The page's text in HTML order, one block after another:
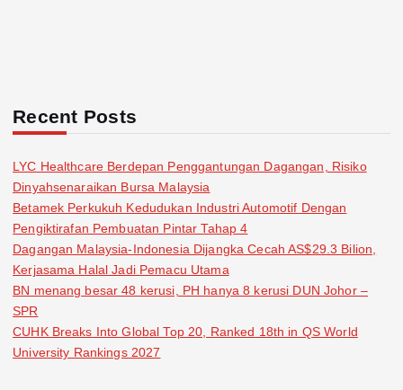
Recent Posts
LYC Healthcare Berdepan Penggantungan Dagangan, Risiko
Dinyahsenaraikan Bursa Malaysia
Betamek Perkukuh Kedudukan Industri Automotif Dengan
Pengiktirafan Pembuatan Pintar Tahap 4
Dagangan Malaysia-Indonesia Dijangka Cecah AS$29.3 Bilion,
Kerjasama Halal Jadi Pemacu Utama
BN menang besar 48 kerusi, PH hanya 8 kerusi DUN Johor –
SPR
CUHK Breaks Into Global Top 20, Ranked 18th in QS World
University Rankings 2027